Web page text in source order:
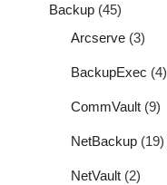
Backup (45)
Arcserve (3)
BackupExec (4)
CommVault (9)
NetBackup (19)
NetVault (2)